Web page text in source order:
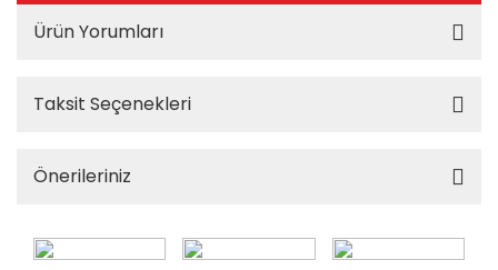
Ürün Yorumları
Taksit Seçenekleri
Önerileriniz